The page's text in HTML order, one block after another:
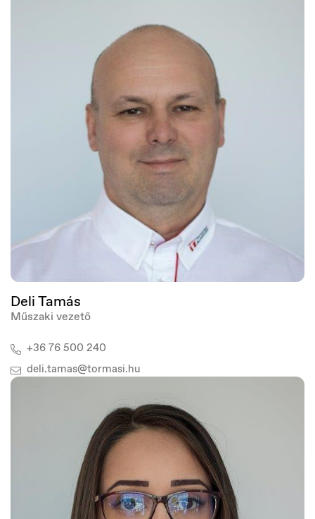
Ísland
Íslenska
Italia
Italiano
Deli Tamás
Műszaki vezető
+36 76 500 240
deli.tamas@tormasi.hu